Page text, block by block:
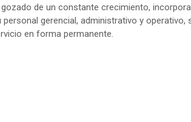
de un constante crecimiento,
gerencial, administrativo y operativo,
en forma permanente.